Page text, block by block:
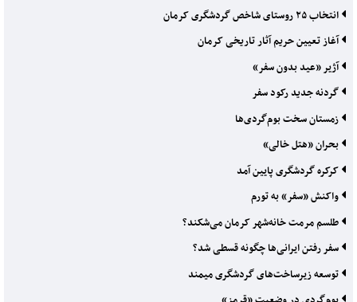
انتخاب ۲۵ روستای شاخص گردشگری کرمان
آغاز تعیین حریم آثار تاریخی کرمان
آژیر «عید بدون سفر»
گردنه جدید رکود سفر
زمستان سخت بوم‌گردی‌ها
بحران «هتل خالی»
کرکره گردشگری پایین آمد
واکنش «سفر» به تورم
طلسم مرمت خانه‌شهر کرمان می‌شکند؟
سفر رفتن ایرانی‌ها چگونه قسطی شد؟
توسعه زیرساخت‌های گردشگری میمند